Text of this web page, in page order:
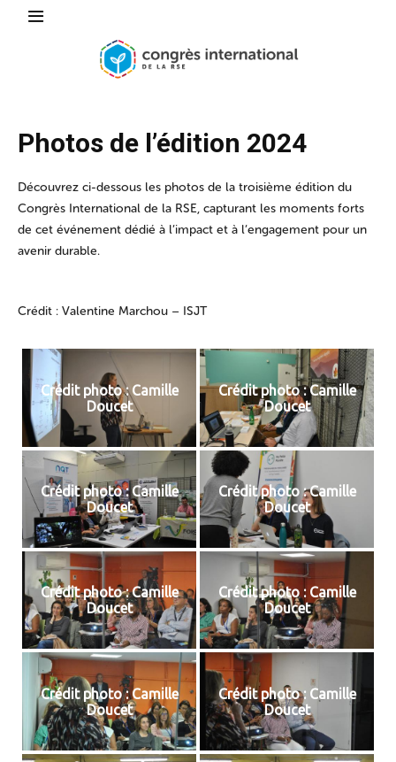
Photos de l’édition 2024
Découvrez ci-dessous les photos de la troisième édition du
Congrès International de la RSE, capturant les moments forts
de cet événement dédié à l’impact et à l’engagement pour un
avenir durable.
Crédit : Valentine Marchou – ISJT
Crédit photo : Camille
Doucet
Crédit photo : Camille
Doucet
Crédit photo : Camille
Doucet
Crédit photo : Camille
Doucet
Crédit photo : Camille
Doucet
Crédit photo : Camille
Doucet
Crédit photo : Camille
Doucet
Crédit photo : Camille
Doucet